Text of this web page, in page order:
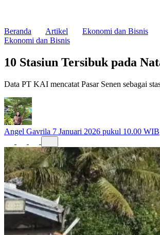
Beranda Artikel
Ekonomi dan Bisnis
Ekonomi dan Bisnis
10 Stasiun Tersibuk pada
Data PT KAI mencatat Pasar Senen sebagai
Angel Gavrila 7 Januari 2026 pukul 10.00 WIB